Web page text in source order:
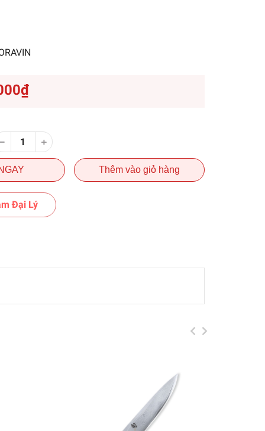
Thêm vào giỏ hàng
Đại Lý